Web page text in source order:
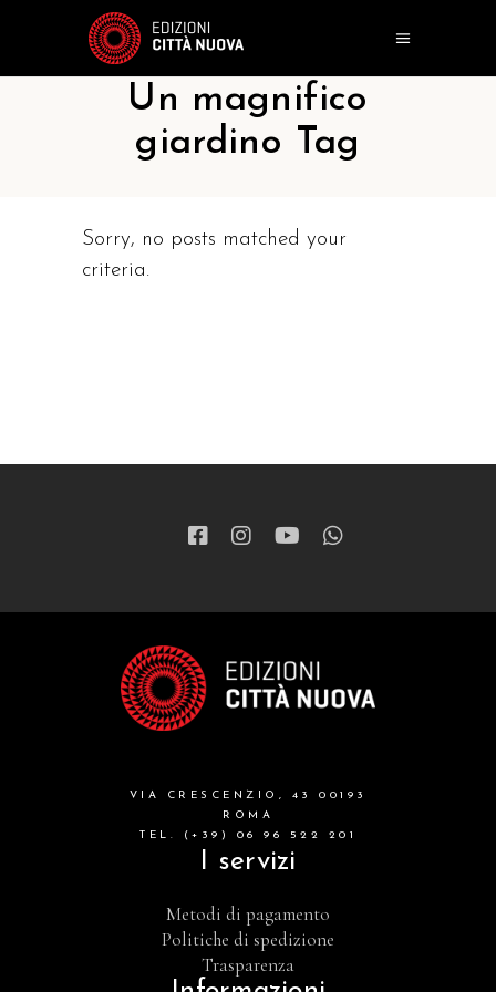
Un magnifico
giardino Tag
Sorry, no posts matched your
criteria.
VIA CRESCENZIO, 43 00193
ROMA
TEL. (+39) 06 96 522 201
I servizi
Metodi di pagamento
Politiche di spedizione
Trasparenza